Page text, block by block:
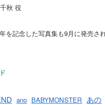
秋 役
を記念した写真集も9月に発売さ
ano BABYMONSTER あの